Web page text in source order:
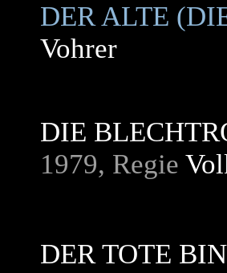
DER ALTE
Vohrer
DIE
1979, Regie
DER TOTE